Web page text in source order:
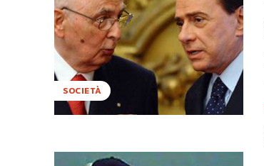
SOCIETÀ